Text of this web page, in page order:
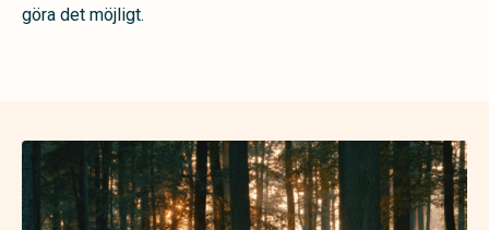
göra det möjligt.